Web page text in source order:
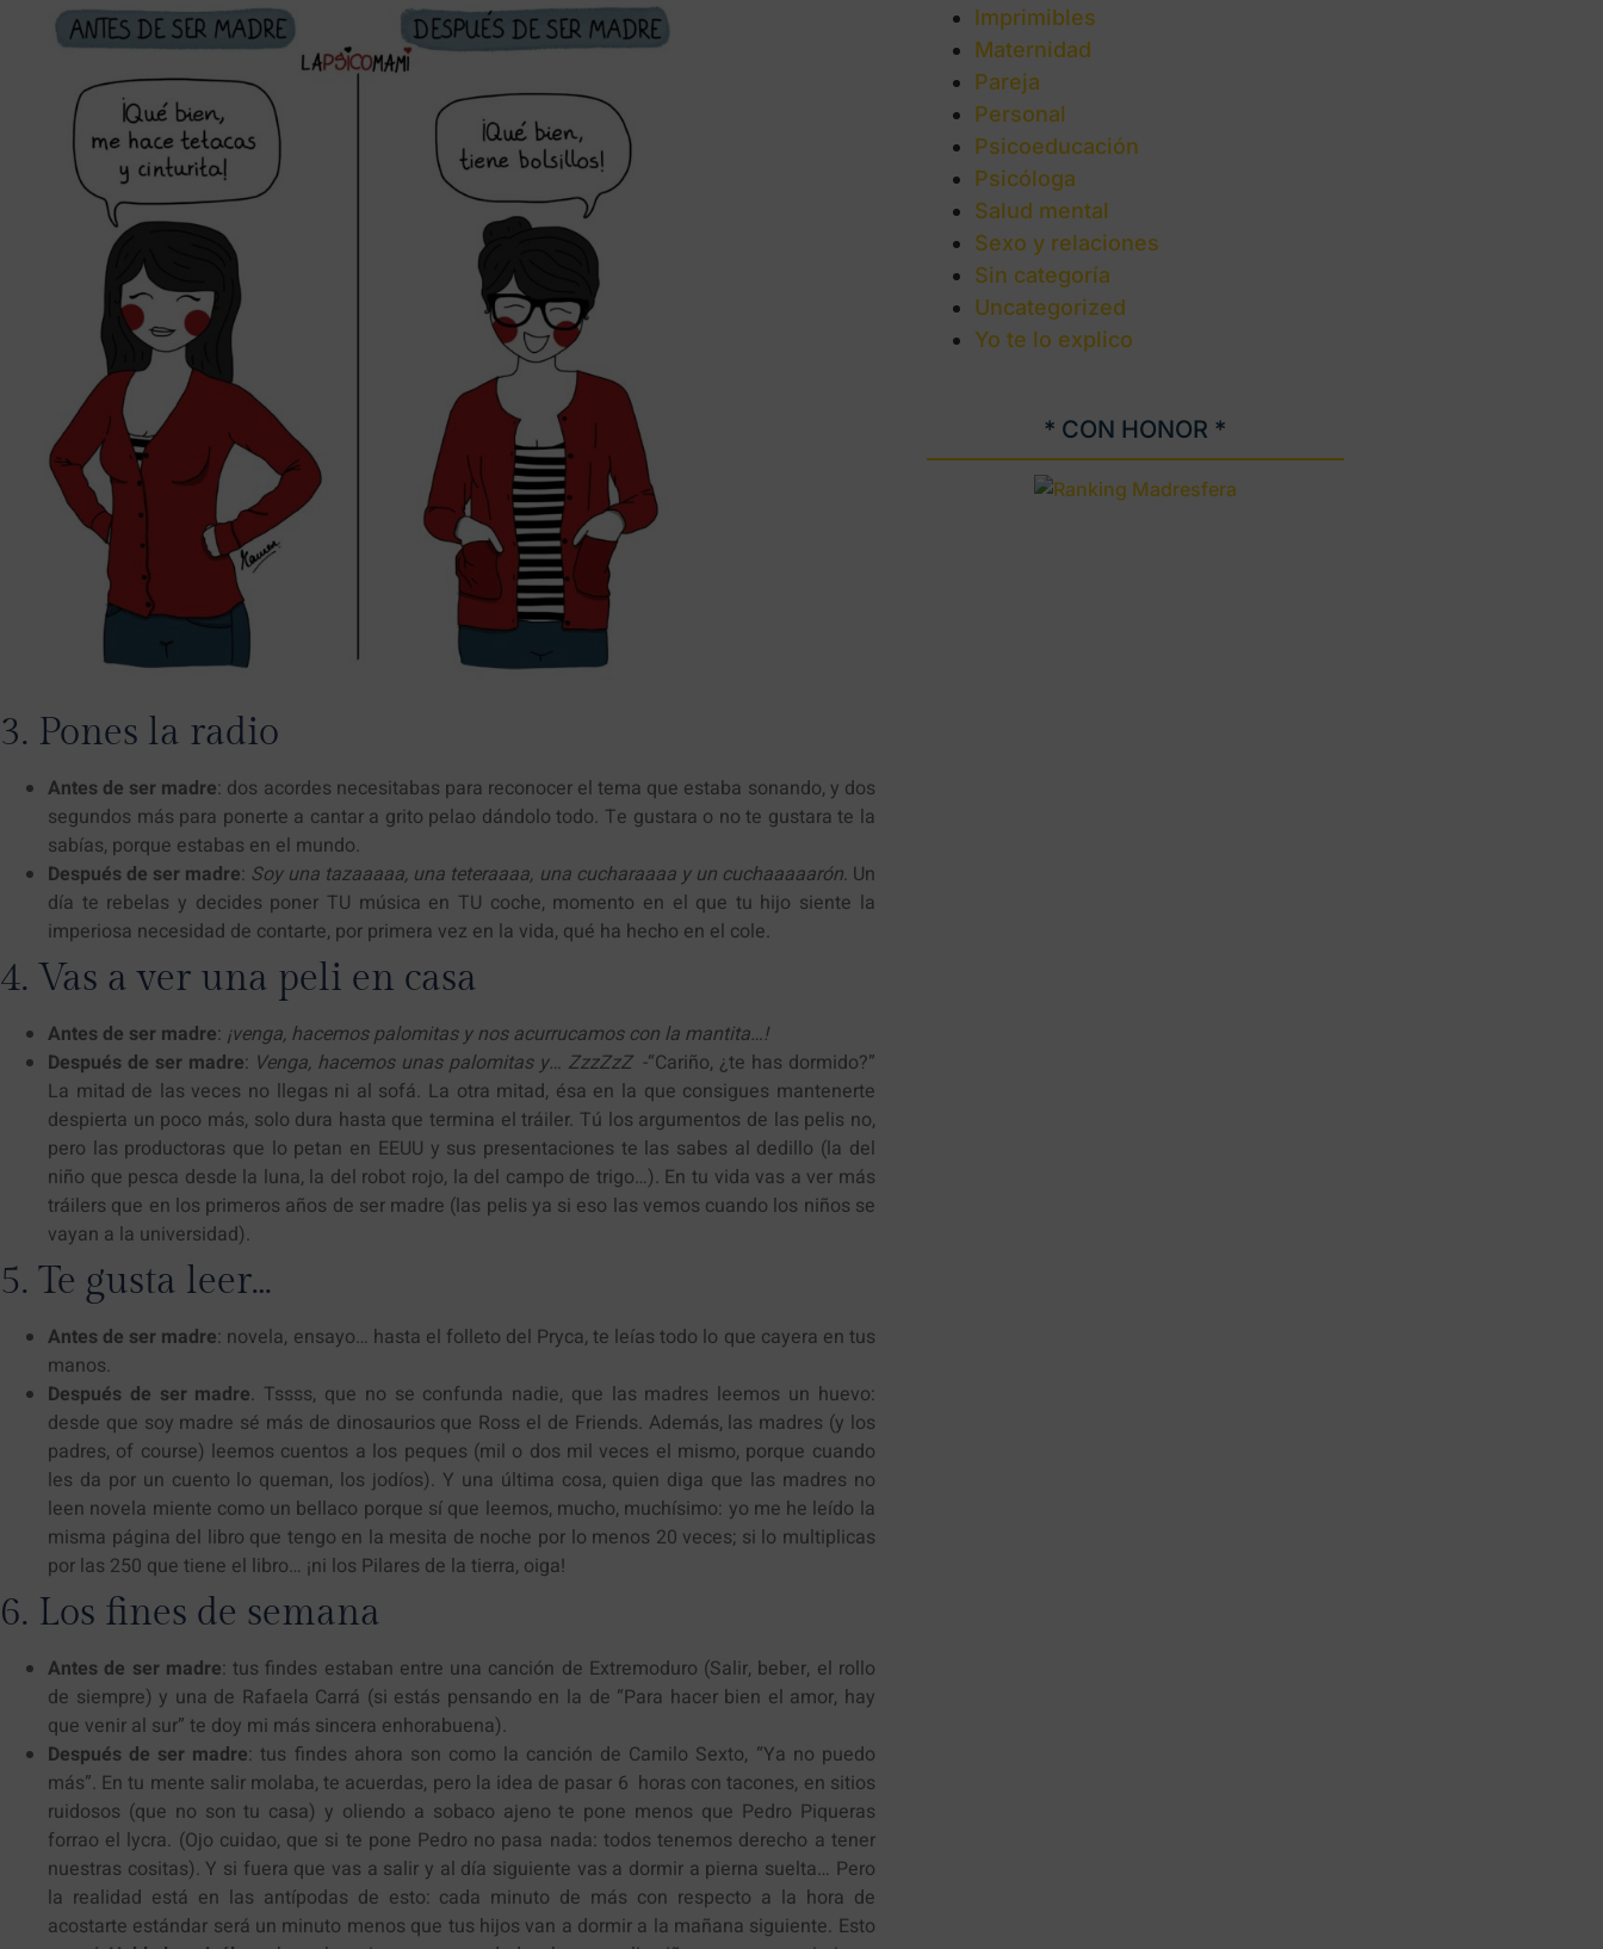
3. Pones la radio
Antes de ser madre: dos acordes necesitabas para reconocer el tema que estaba sonando, y dos
segundos más para ponerte a cantar a grito pelao dándolo todo. Te gustara o no te gustara te la
sabías, porque estabas en el mundo.
Después de ser madre: Soy una tazaaaaa, una teteraaaa, una cucharaaaa y un cuchaaaaarón. Un
día te rebelas y decides poner TU música en TU coche, momento en el que tu hijo siente la
imperiosa necesidad de contarte, por primera vez en la vida, qué ha hecho en el cole.
4. Vas a ver una peli en casa
Antes de ser madre: ¡venga, hacemos palomitas y nos acurrucamos con la mantita…!
Después de ser madre: Venga, hacemos unas palomitas y… ZzzZzZ-“Cariño, ¿te has dormido?”
La mitad de las veces no llegas ni al sofá. La otra mitad, ésa en la que consigues mantenerte
despierta un poco más, solo dura hasta que termina el tráiler. Tú los argumentos de las pelis no,
pero las productoras que lo petan en EEUU y sus presentaciones te las sabes al dedillo (la del
niño que pesca desde la luna, la del robot rojo, la del campo de trigo…). En tu vida vas a ver más
tráilers que en los primeros años de ser madre (las pelis ya si eso las vemos cuando los niños se
vayan a la universidad).
5. Te gusta leer…
Antes de ser madre: novela, ensayo… hasta el folleto del Pryca, te leías todo lo que cayera en tus
manos.
Después de ser madre. Tssss, que no se confunda nadie, que las madres leemos un huevo:
desde que soy madre sé más de dinosaurios que Ross el de Friends. Además, las madres (y los
padres, of course) leemos cuentos a los peques (mil o dos mil veces el mismo, porque cuando
les da por un cuento lo queman, los jodíos). Y una última cosa, quien diga que las madres no
leen novela miente como un bellaco porque sí que leemos, mucho, muchísimo: yo me he leído la
misma página del libro que tengo en la mesita de noche por lo menos 20 veces; si lo multiplicas
por las 250 que tiene el libro… ¡ni los Pilares de la tierra, oiga!
6. Los fines de semana
Antes de ser madre: tus findes estaban entre una canción de Extremoduro (Salir, beber, el rollo
de siempre) y una de Rafaela Carrá (si estás pensando en la de “Para hacer bien el amor, hay
que venir al sur” te doy mi más sincera enhorabuena).
Después de ser madre: tus findes ahora son como la canción de Camilo Sexto, “Ya no puedo
más”. En tu mente salir molaba, te acuerdas, pero la idea de pasar 6 horas con tacones, en sitios
ruidosos (que no son tu casa) y oliendo a sobaco ajeno te pone menos que Pedro Piqueras
forrao el lycra. (Ojo cuidao, que si te pone Pedro no pasa nada: todos tenemos derecho a tener
nuestras cositas). Y si fuera que vas a salir y al día siguiente vas a dormir a pierna suelta… Pero
la realidad está en las antípodas de esto: cada minuto de más con respecto a la hora de
acostarte estándar será un minuto menos que tus hijos van a dormir a la mañana siguiente. Esto
Imprimibles
Maternidad
Pareja
Personal
Psicoeducación
Psicóloga
Salud mental
Sexo y relaciones
Sin categoría
Uncategorized
Yo te lo explico
* CON HONOR *